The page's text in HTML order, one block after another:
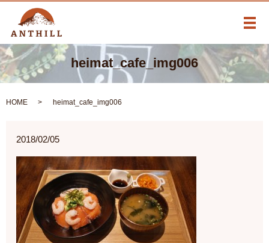
メ
heimat_cafe_img006
HOME heimat_cafe_img006
2018/02/05